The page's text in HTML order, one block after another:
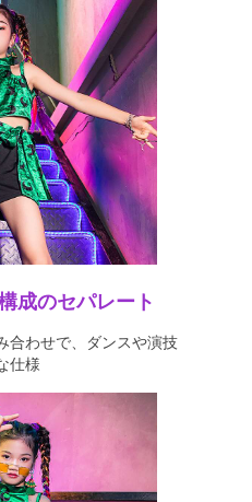
成のセパレート
合わせで、ダンスや演技
仕様